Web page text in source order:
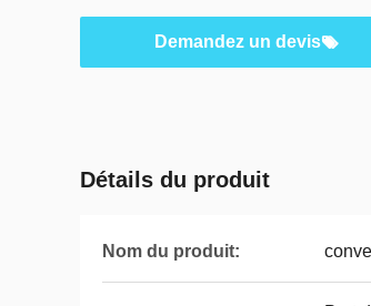
Demandez un devis
Détails du produit
Nom du produit: